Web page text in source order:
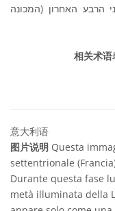
הרבע האחרון (המכונה
相关术语
意大利语
图片说明 Questa
settentrionale
Durante questa fase
metà illuminata della